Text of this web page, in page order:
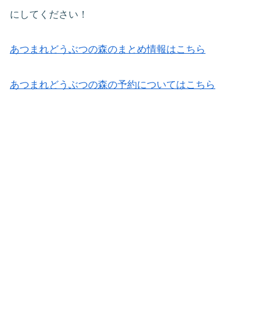
にしてください！
あつまれどうぶつの森のまとめ情報はこちら
あつまれどうぶつの森の予約についてはこちら